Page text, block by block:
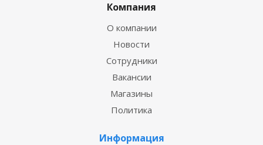
Компания
О компании
Новости
Сотрудники
Вакансии
Магазины
Политика
Информация